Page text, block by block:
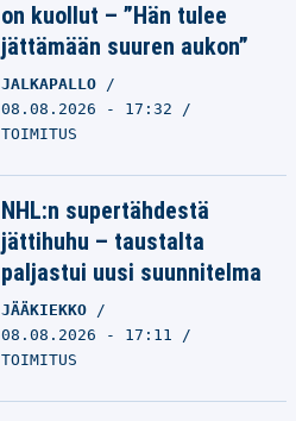
on kuollut – ”Hän tulee
jättämään suuren aukon”
JALKAPALLO
08.08.2026 - 17:32
TOIMITUS
NHL:n supertähdestä
jättihuhu – taustalta
paljastui uusi suunnitelma
JÄÄKIEKKO
08.08.2026 - 17:11
TOIMITUS